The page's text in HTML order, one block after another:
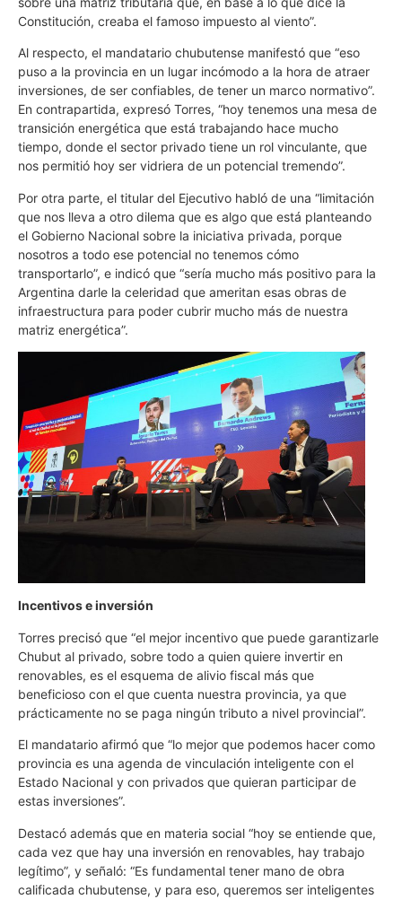
Constitución, creaba el famoso impuesto al viento”.
Al respecto, el mandatario chubutense manifestó que “eso
puso a la provincia en un lugar incómodo a la hora de atraer
inversiones, de ser confiables, de tener un marco normativo”.
En contrapartida, expresó Torres, “hoy tenemos una mesa de
transición energética que está trabajando hace mucho
tiempo, donde el sector privado tiene un rol vinculante, que
nos permitió hoy ser vidriera de un potencial tremendo”.
Por otra parte, el titular del Ejecutivo habló de una “limitación
que nos lleva a otro dilema que es algo que está planteando
el Gobierno Nacional sobre la iniciativa privada, porque
nosotros a todo ese potencial no tenemos cómo
transportarlo”, e indicó que “sería mucho más positivo para la
Argentina darle la celeridad que ameritan esas obras de
infraestructura para poder cubrir mucho más de nuestra
matriz energética”.
Incentivos e inversión
Torres precisó que “el mejor incentivo que puede garantizarle
Chubut al privado, sobre todo a quien quiere invertir en
renovables, es el esquema de alivio fiscal más que
beneficioso con el que cuenta nuestra provincia, ya que
prácticamente no se paga ningún tributo a nivel provincial”.
El mandatario afirmó que “lo mejor que podemos hacer como
provincia es una agenda de vinculación inteligente con el
Estado Nacional y con privados que quieran participar de
estas inversiones”.
Destacó además que en materia social “hoy se entiende que,
cada vez que hay una inversión en renovables, hay trabajo
legítimo”, y señaló: “Es fundamental tener mano de obra
calificada chubutense, y para eso, queremos ser inteligentes